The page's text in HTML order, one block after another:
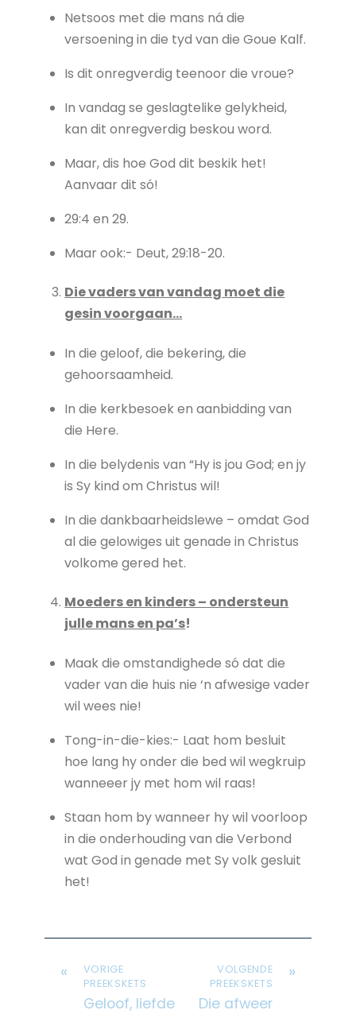
Netsoos met die mans ná die
versoening in die tyd van die Goue Kalf.
Is dit onregverdig teenoor die vroue?
In vandag se geslagtelike gelykheid,
kan dit onregverdig beskou word.
Maar, dis hoe God dit beskik het!
Aanvaar dit só!
29:4 en 29.
Maar ook:- Deut, 29:18-20.
Die vaders van vandag moet die
gesin voorgaan…
In die geloof, die bekering, die
gehoorsaamheid.
In die kerkbesoek en aanbidding van
die Here.
In die belydenis van “Hy is jou God; en jy
is Sy kind om Christus wil!
In die dankbaarheidslewe – omdat God
al die gelowiges uit genade in Christus
volkome gered het.
Moeders en kinders – ondersteun
julle mans en pa’s!
Maak die omstandighede só dat die
vader van die huis nie ‘n afwesige vader
wil wees nie!
Tong-in-die-kies:- Laat hom besluit
hoe lang hy onder die bed wil wegkruip
wanneeer jy met hom wil raas!
Staan hom by wanneer hy wil voorloop
in die onderhouding van die Verbond
wat God in genade met Sy volk gesluit
het!
«
VORIGE
PREEKSKETS
Geloof, liefde
»
VOLGENDE
PREEKSKETS
Die afweer